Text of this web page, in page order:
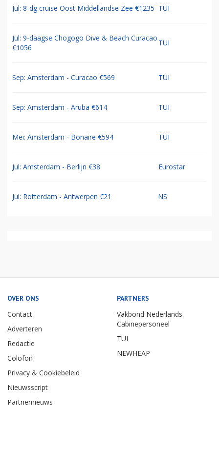
Jul: 8-dg cruise Oost Middellandse Zee €1235 TUI
Jul: 9-daagse Chogogo Dive & Beach Curacao
€1056
TUI
Sep: Amsterdam - Curacao €569 TUI
Sep: Amsterdam - Aruba €614 TUI
Mei: Amsterdam - Bonaire €594 TUI
Jul: Amsterdam - Berlijn €38 Eurostar
Jul: Rotterdam - Antwerpen €21 NS
OVER ONS
Contact
Adverteren
Redactie
Colofon
Privacy & Cookiebeleid
Nieuwsscript
Partnernieuws
PARTNERS
Vakbond Nederlands
Cabinepersoneel
TUI
NEWHEAP